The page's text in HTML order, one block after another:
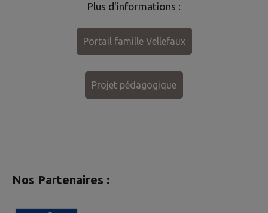
Plus d'informations :
Portail famille Vellefaux
Projet pédagogique
Nos Partenaires :